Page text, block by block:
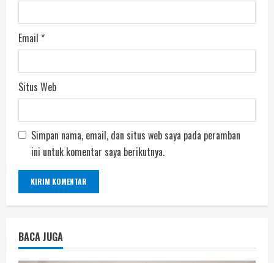
Email *
Situs Web
Simpan nama, email, dan situs web saya pada peramban
ini untuk komentar saya berikutnya.
BACA JUGA